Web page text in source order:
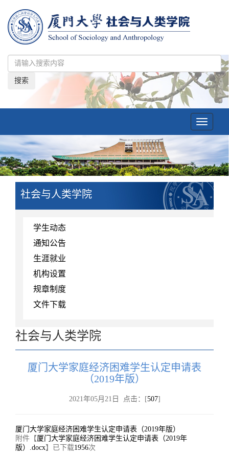
搜索
Toggle
社会与人类学院
学生动态
通知公告
生涯就业
机构设置
规章制度
文件下载
社会与人类学院
厦门大学家庭经济困难学生认定申请表
（2019年版）
2021年05月21日 点击：[507]
厦门大学家庭经济困难学生认定申请表（2019年版）
附件【厦门大学家庭经济困难学生认定申请表（2019年
版）.docx】已下载1956次